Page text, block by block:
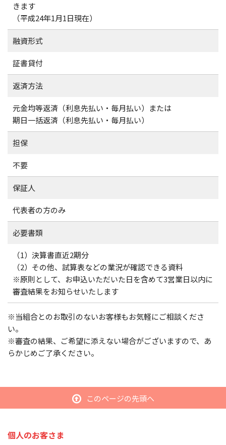
きます
（平成24年1月1日現在）
融資形式
証書貸付
返済方法
元金均等返済（利息先払い・毎月払い）または
期日一括返済（利息先払い・毎月払い）
担保
不要
保証人
代表者の方のみ
必要書類
（1）決算書直近2期分
（2）その他、試算表などの業況が確認できる資料
※原則として、お申込いただいた日を含めて3営業日以内に
審査結果をお知らせいたします
※当組合とのお取引のないお客様もお気軽にご相談くださ
い。
※審査の結果、ご希望に添えない場合がございますので、あ
らかじめご了承ください。
このページの先頭へ
個人のお客さま